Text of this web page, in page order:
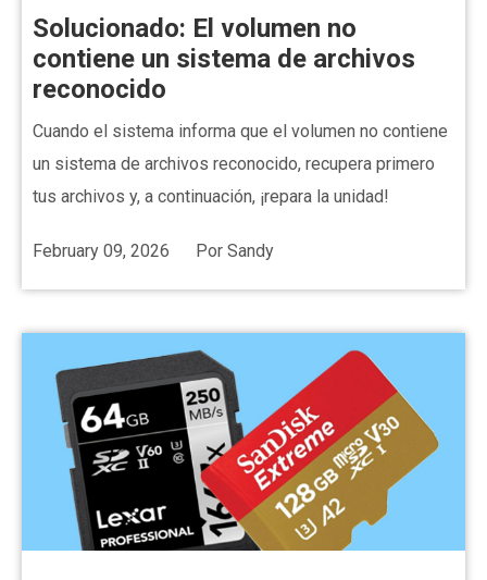
Solucionado: El volumen no
contiene un sistema de archivos
reconocido
Cuando el sistema informa que el volumen no contiene
un sistema de archivos reconocido, recupera primero
tus archivos y, a continuación, ¡repara la unidad!
February 09, 2026 Por Sandy